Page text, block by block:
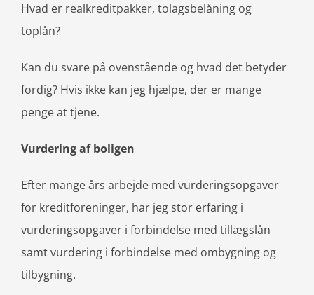
Hvad er realkreditpakker, tolagsbelåning og
toplån?
Kan du svare på ovenstående og hvad det betyder
fordig? Hvis ikke kan jeg hjælpe, der er mange
penge at tjene.
Vurdering af boligen
Efter mange års arbejde med vurderingsopgaver
for kreditforeninger, har jeg stor erfaring i
vurderingsopgaver i forbindelse med tillægslån
samt vurdering i forbindelse med ombygning og
tilbygning.